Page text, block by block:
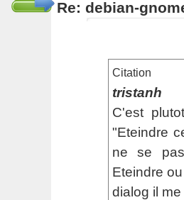
Re: debian-
Citation
tristanh
C'est
"Eteindre
ne se
Eteindre
dialog il